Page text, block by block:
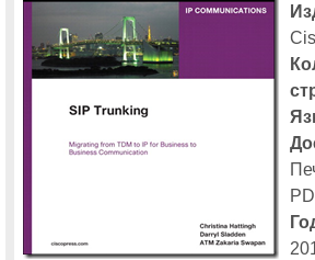
Поток «Беспроводные сети» будет
московской Cisco Connect 2014
Технологии Cisco для совместной работы
19 ноября состоится виртуальный день
За месяц до начала московская Cisco